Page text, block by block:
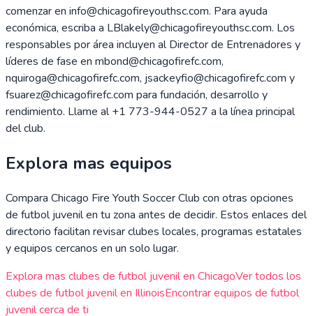
comenzar en info@chicagofireyouthsc.com. Para ayuda
económica, escriba a LBlakely@chicagofireyouthsc.com. Los
responsables por área incluyen al Director de Entrenadores y
líderes de fase en mbond@chicagofirefc.com,
nquiroga@chicagofirefc.com, jsackeyfio@chicagofirefc.com y
fsuarez@chicagofirefc.com para fundación, desarrollo y
rendimiento. Llame al +1 773-944-0527 a la línea principal
del club.
Explora mas equipos
Compara Chicago Fire Youth Soccer Club con otras opciones
de futbol juvenil en tu zona antes de decidir. Estos enlaces del
directorio facilitan revisar clubes locales, programas estatales
y equipos cercanos en un solo lugar.
Explora mas clubes de futbol juvenil en ChicagoVer todos los
clubes de futbol juvenil en IllinoisEncontrar equipos de futbol
juvenil cerca de ti